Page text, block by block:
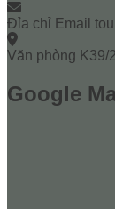
Đỉa chỉ Email
Văn phòng K39/
Google